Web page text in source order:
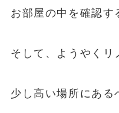
お部屋の中を確認す
そして、ようやくリ
少し高い場所にある